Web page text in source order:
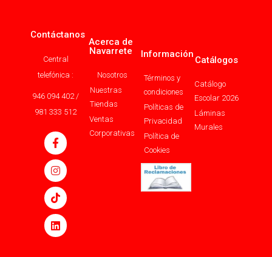
Contáctanos
Central
telefónica :
946 094 402 /
981 333 512
Acerca de
Navarrete
Nosotros
Nuestras
Tiendas
Ventas
Corporativas
Información
Términos y
condiciones
Políticas de
Privacidad
Política de
Cookies
Catálogos
Catálogo
Escolar 2026
Láminas
Murales